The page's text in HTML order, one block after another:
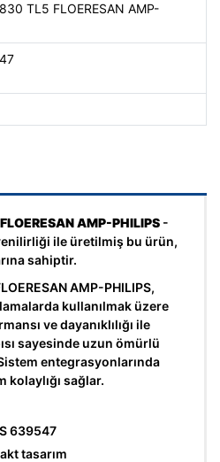
TL5 FLOERESAN AMP-
AMP-PHILIPS -
ile üretilmiş bu ürün,
sahiptir.
AMP-PHILIPS,
kullanılmak üzere
ve dayanıklılığı ile
sayesinde uzun ömürlü
entegrasyonlarında
kolaylığı sağlar.
639547
tasarım